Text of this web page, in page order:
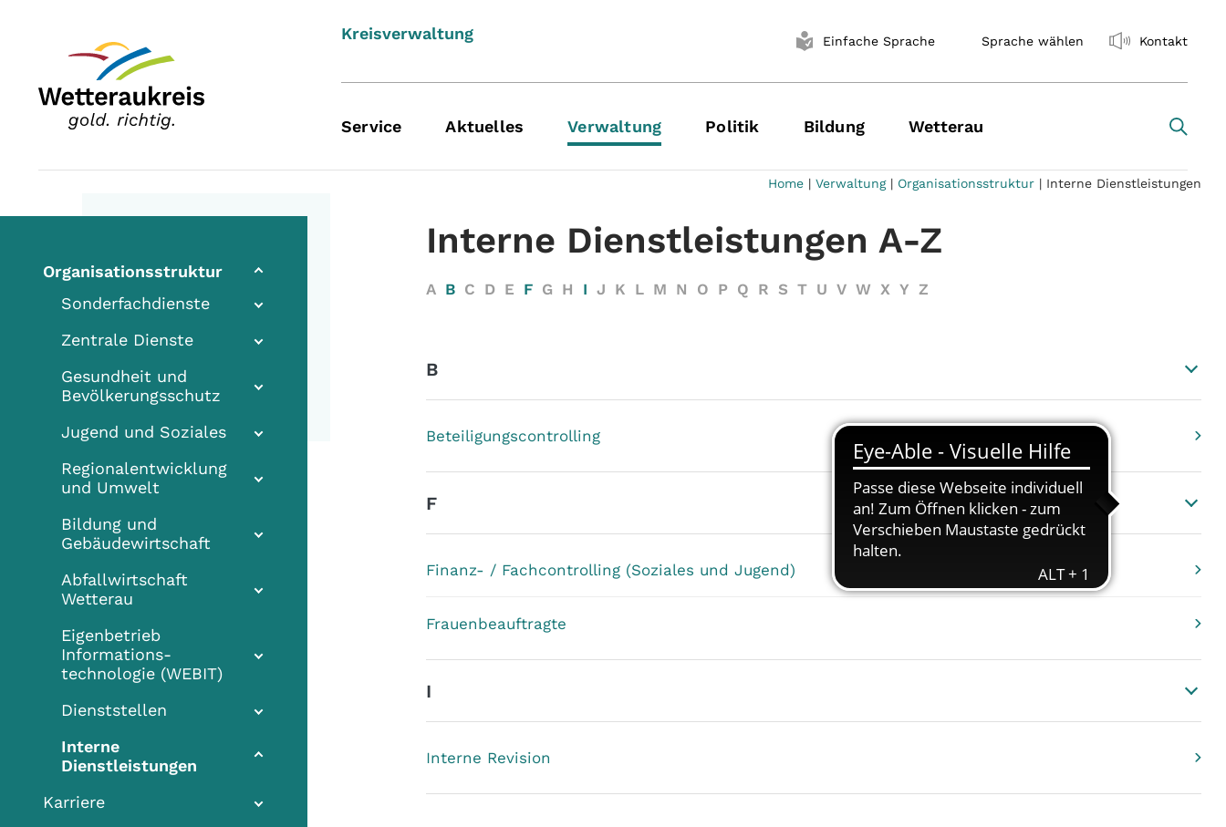
Kreisverwaltung Einfache Sprache Sprache wählen Kontakt
Service Aktuelles Verwaltung Politik Bildung Wetterau
Organisationsstruktur
Sonderfachdienste
Zentrale Dienste
Gesundheit und
Bevölkerungsschutz
Jugend und Soziales
Regionalentwicklung
und Umwelt
Bildung und
Gebäudewirtschaft
Abfallwirtschaft
Wetterau
Eigenbetrieb
Informations-
technologie (WEBIT)
Dienststellen
Interne
Dienstleistungen
Karriere
Home| Verwaltung| Organisationsstruktur| Interne Dienstleistungen
Interne Dienstleistungen A-Z
A B C D E F G H I J K L M N O P Q R S T U V W X Y Z
B
Beteiligungscontrolling
F
Finanz- / Fachcontrolling (Soziales und Jugend)
Frauenbeauftragte
I
Interne Revision